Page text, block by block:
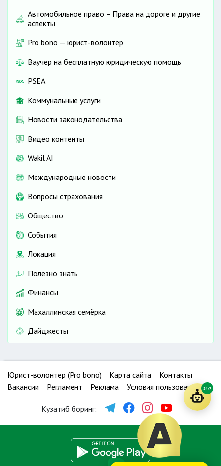
Автомобильное право – Права на дороге и другие
аспекты
Pro bono — юрист-волонтёр
Ваучер на бесплатную юридическую помощь
PSEA
Коммунальные услуги
Новости законодательства
Видео контенты
Wakil AI
Международные новости
Вопросы страхования
Общество
События
Локация
Полезно знать
Финансы
Махаллинская семёрка
Дайджесты
Юрист-волонтер (Pro bono) Карта сайта
Контакты
Вакансии
Регламент Реклама Условия пользования
Кузатиб боринг:
24/7